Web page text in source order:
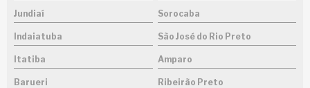
Jundiaí Sorocaba
Indaiatuba São José do Rio Preto
Itatiba Amparo
Barueri Ribeirão Preto